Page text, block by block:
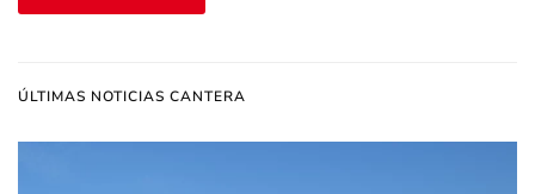
ÚLTIMAS NOTICIAS CANTERA